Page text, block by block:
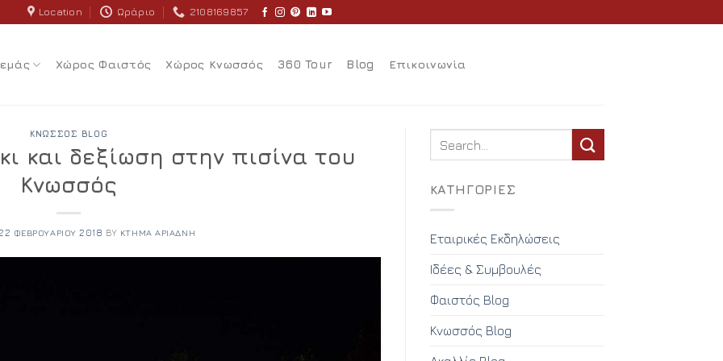
Location Ωράριο 2108169857
Χώρος Φαιστός Χώρος Κνωσσός 360 Tour Blog Επικοινωνία
ΚΝΩΣΣΌΣ BLOG
και δεξίωση στην πισίνα του
Κνωσσός
ΦΕΒΡΟΥΑΡΊΟΥ 2018 BY ΚΤΉΜΑ ΑΡΙΆΔΝΗ
KΑΤΗΓΟΡΊΕΣ
Εταιρικές Εκδηλώσεις
Ιδέες & Συμβουλές
Φαιστός Blog
Κνωσσός Blog